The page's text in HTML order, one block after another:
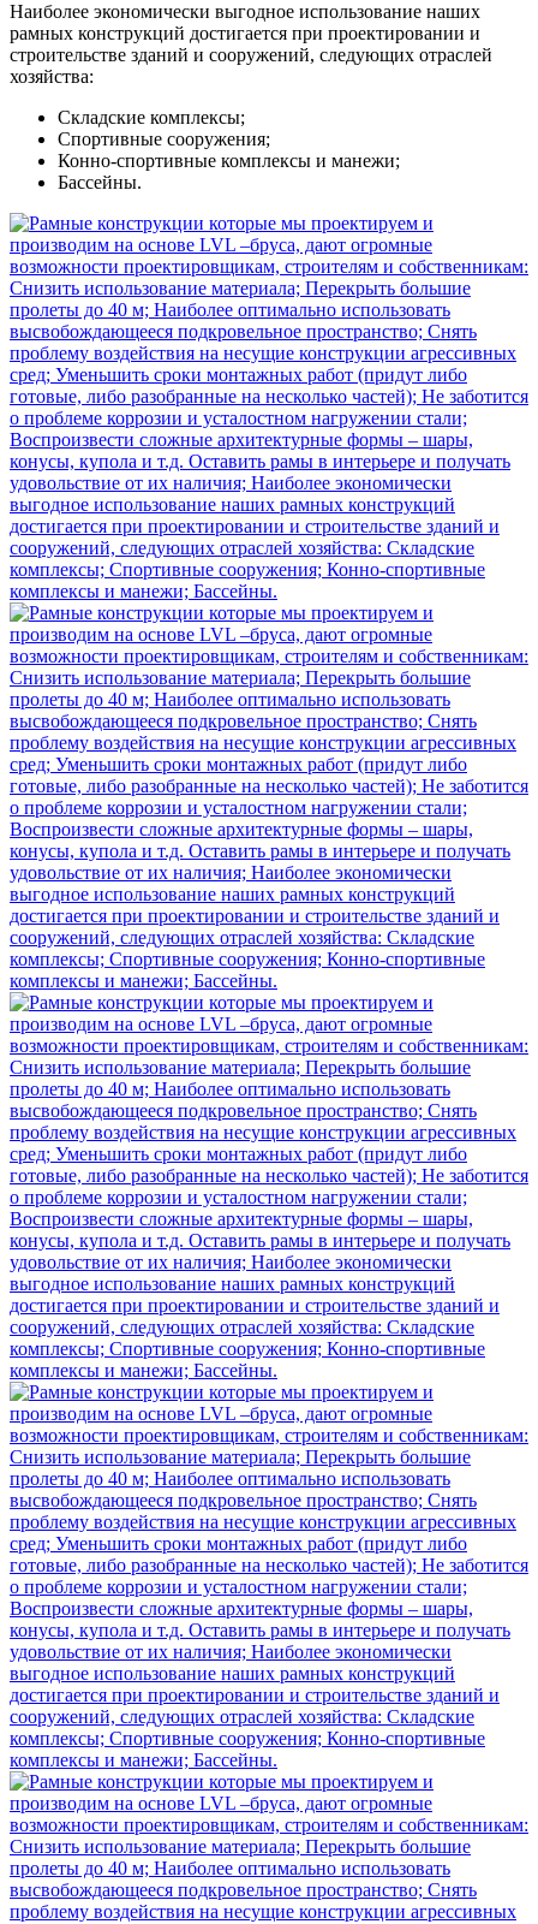
Наиболее экономически выгодное использование наших
рамных конструкций достигается при проектировании и
строительстве зданий и сооружений, следующих отраслей
хозяйства:
Складские комплексы;
Спортивные сооружения;
Конно-спортивные комплексы и манежи;
Бассейны.